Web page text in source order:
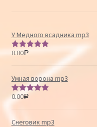
У Медного всадника mp3
Оценка
0.00Р
Умная ворона mp3
Оценка
0.00Р
Снеговик mp3